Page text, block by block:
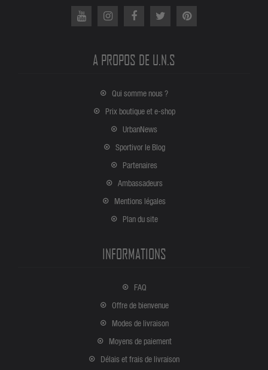
A PROPOS DE U.N.S
Qui somme nous ?
Prix boutique et e-shop
UrbanNews
Sportivor le Blog
Partenaires
Ambassadeurs
Mentions légales
Plan du site
INFORMATIONS
FAQ
Offre de bienvenue
Modes de livraison
Moyens de paiement
Délais et frais de livraison